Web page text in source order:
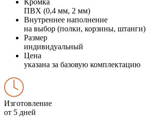
ПВХ (0,4 мм, 2 мм)
Внутреннее наполнение
на выбор (полки, корзины, штанги)
Размер
индивидуальный
Цена
указана за базовую комплектацию
Изготовление
от 5 дней